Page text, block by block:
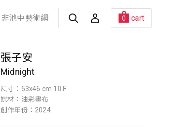
非池中藝術網 0 cart
張子安
Midnight
尺寸：53x46 cm 10 F
媒材：油彩畫布
創作年份：2024